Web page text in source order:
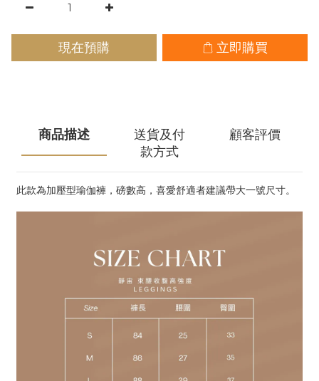
現在預購 立即購買
商品描述
送貨及付
款方式
顧客評價
此款為加壓型瑜伽褲，磅數高，喜愛舒適者建議帶大一號尺寸。